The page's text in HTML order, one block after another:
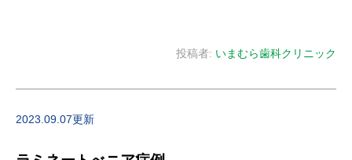
投稿者: いまむら歯科クリニック
2023.09.07更新